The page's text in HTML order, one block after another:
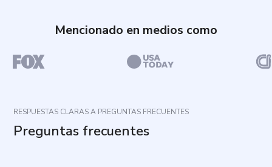
Mencionado en medios como
RESPUESTAS CLARAS A PREGUNTAS FRECUENTES
Preguntas frecuentes